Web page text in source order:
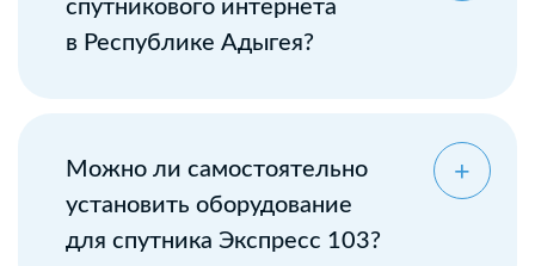
спутникового интернета
в Республике Адыгея?
Можно ли самостоятельно
установить оборудование
для спутника Экспресс 103?